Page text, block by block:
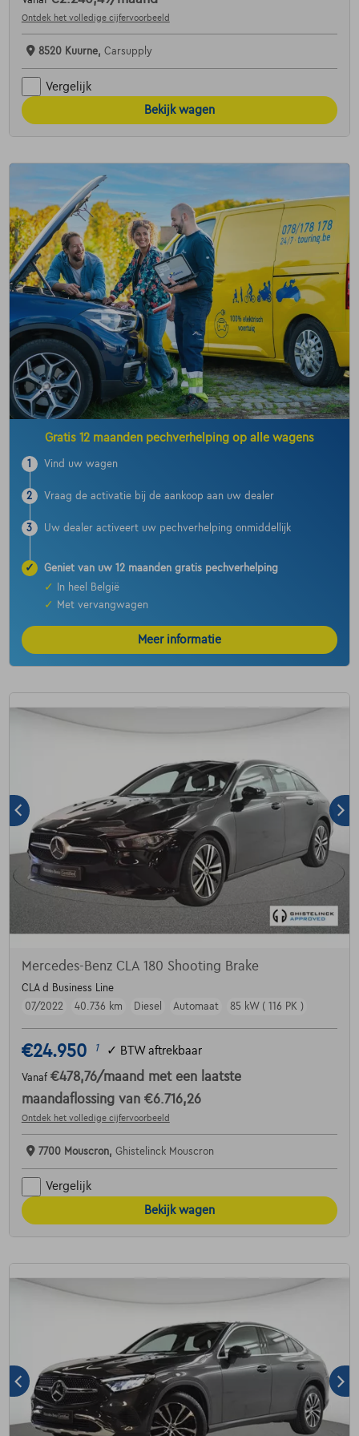
Ontdek het volledige cijfervoorbeeld
8520 Kuurne, Carsupply
Vergelijk
Bekijk wagen
Gratis 12 maanden pechverhelping op alle wagens
1 Vind uw wagen
2 Vraag de activatie bij de aankoop aan uw dealer
3 Uw dealer activeert uw pechverhelping onmiddellijk
✓
Geniet van uw 12 maanden gratis pechverhelping
✓
In heel België
✓
Met vervangwagen
Meer informatie
Mercedes-Benz CLA 180 Shooting Brake
CLA d Business Line
07/2022
40.736 km Diesel Automaat 85 kW ( 116 PK )
€24.950 1 ✓ BTW aftrekbaar
Vanaf €478,76/maand met een laatste
maandaflossing van €6.716,26
Ontdek het volledige cijfervoorbeeld
7700 Mouscron, Ghistelinck Mouscron
Vergelijk
Bekijk wagen